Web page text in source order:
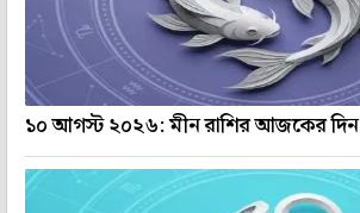
১০ আগস্ট ২০২৬: মীন রাশির আজকের দিন